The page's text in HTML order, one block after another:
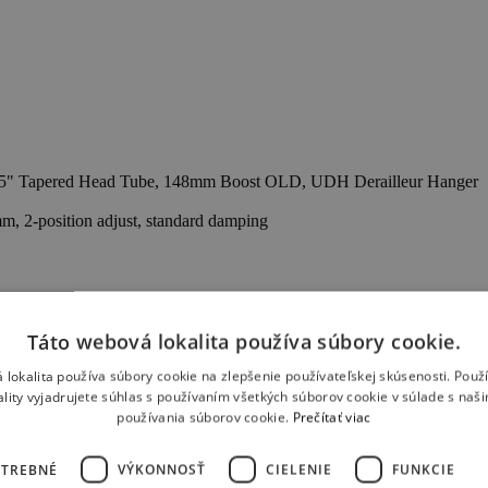
Tapered Head Tube, 148mm Boost OLD, UDH Derailleur Hanger
2-position adjust, standard damping
pistons, 2.3 mm rotor thickness
Front: Mazza Enduro tire, 27.5"(S) 29" (M,L,XL × 2.4, full
durable alloy construction, stealth finish
WTB rails, ABR corners
Táto webová lokalita používa súbory cookie.
lokalita používa súbory cookie na zlepšenie používateľskej skúsenosti.
vyjadrujete súhlas s používaním všetkých súborov cookie v súlade s
používania súborov cookie. Prečítať viac
VÝKONNOSŤ CIELENIE FUNKCIE